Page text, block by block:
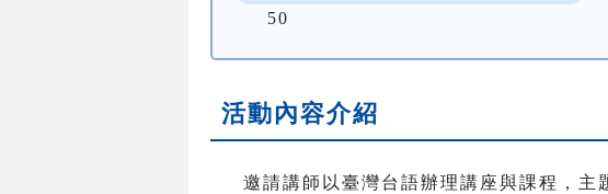
50
活動內容介紹
邀請講師以臺灣台語辦理講座與課程，